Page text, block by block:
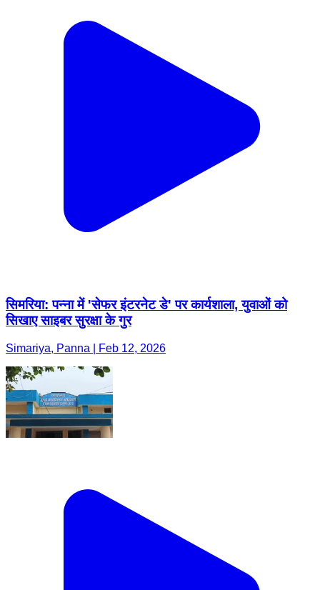
सिमरिया: पन्ना में 'सेफर इंटरनेट डे' पर कार्यशाला, युवाओं को
सिखाए साइबर सुरक्षा के गुर
Simariya, Panna | Feb 12, 2026